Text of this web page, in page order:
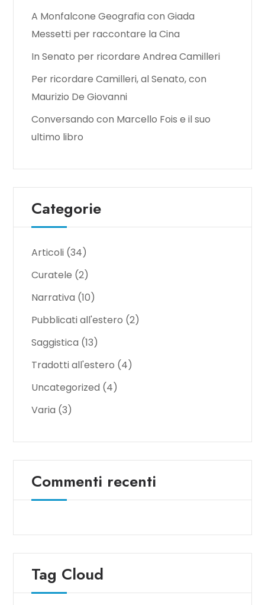
A Monfalcone Geografia con Giada
Messetti per raccontare la Cina
In Senato per ricordare Andrea Camilleri
Per ricordare Camilleri, al Senato, con
Maurizio De Giovanni
Conversando con Marcello Fois e il suo
ultimo libro
Categorie
Articoli (34)
Curatele (2)
Narrativa (10)
Pubblicati all'estero (2)
Saggistica (13)
Tradotti all'estero (4)
Uncategorized (4)
Varia (3)
Commenti recenti
Tag Cloud